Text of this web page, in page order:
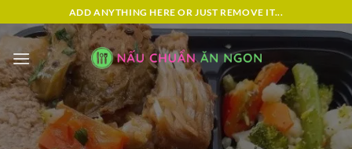
qua
nội
dung
ADD ANYTHING HERE OR JUST REMOVE IT...